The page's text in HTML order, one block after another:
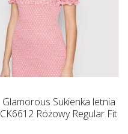
Glamorous Sukienka letnia
CK6612 Różowy Regular Fit